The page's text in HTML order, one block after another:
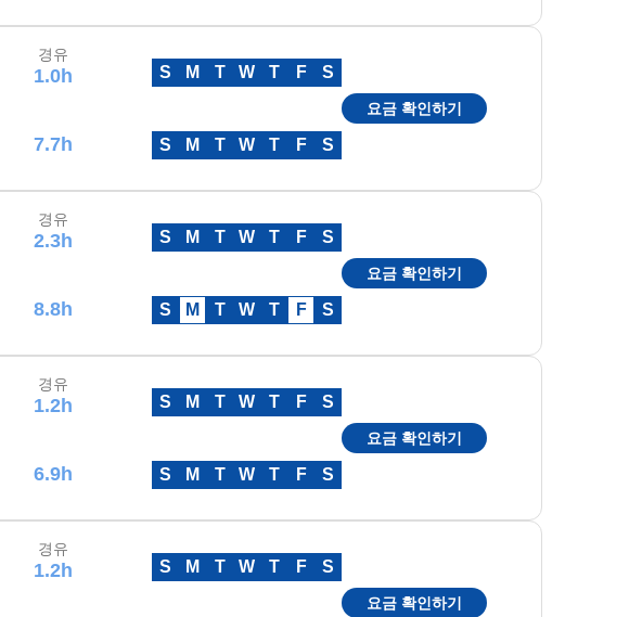
경유
1.0h S M T W T F S
7.7h S M T W T F S
요금 확인하기
경유
2.3h S M T W T F S
8.8h S M T W T F S
요금 확인하기
경유
1.2h S M T W T F S
6.9h S M T W T F S
요금 확인하기
경유
1.2h S M T W T F S
요금 확인하기